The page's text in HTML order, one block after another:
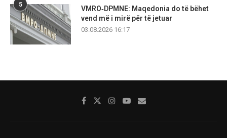
5
VMRO‑DPMNE: Maqedonia do të bëhet
vend më i mirë për të jetuar
03.08.2026 16:17